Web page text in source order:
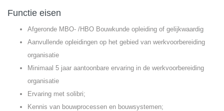
Functie eisen
Afgeronde MBO- /HBO Bouwkunde opleiding of gelijkwaardig
Aanvullende opleidingen op het gebied van werkvoorbereiding
organisatie
Minimaal 5 jaar aantoonbare ervaring in de werkvoorbereiding
organisatie
Ervaring met solibri;
Kennis van bouwprocessen en bouwsystemen;